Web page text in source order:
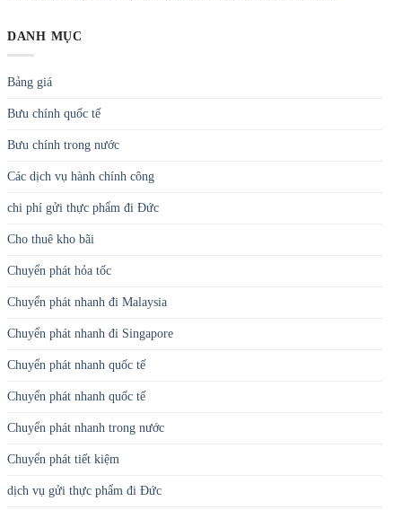
DANH MỤC
Bảng giá
Bưu chính quốc tế
Bưu chính trong nước
Các dịch vụ hành chính công
chi phí gửi thực phẩm đi Đức
Cho thuê kho bãi
Chuyển phát hỏa tốc
Chuyển phát nhanh đi Malaysia
Chuyển phát nhanh đi Singapore
Chuyển phát nhanh quốc tế
Chuyển phát nhanh quốc tế
Chuyển phát nhanh trong nước
Chuyển phát tiết kiệm
dịch vụ gửi thực phẩm đi Đức